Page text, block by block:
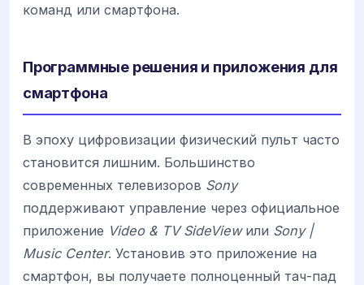
команд или смартфона.
Программные решения и приложения для
смартфона
В эпоху цифровизации физический пульт часто
становится лишним. Большинство
современных телевизоров Sony
поддерживают управление через официальное
приложение Video & TV SideViewили Sony |
Music Center. Установив это приложение на
смартфон, вы получаете полноценный тач-пад